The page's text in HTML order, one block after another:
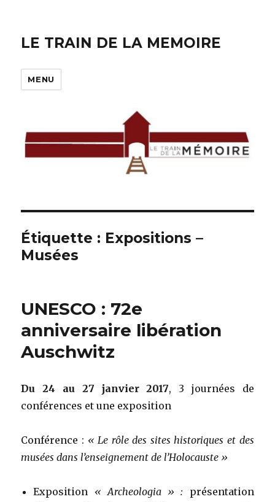
LE TRAIN DE LA MEMOIRE
MENU
Étiquette : Expositions –
Musées
UNESCO : 72e
anniversaire libération
Auschwitz
Du 24 au 27 janvier 2017, 3 journées de
conférences et une exposition
Conférence : « Le rôle des sites historiques et des
musées dans l’enseignement de l’Holocauste »
Exposition « Archeologia » : présentation